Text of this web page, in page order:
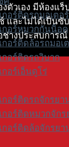
กอร์ติดรถมอเตอ
กอร์หมวกกันน็อค
กอร์ติดล้อรถมอเ
กอร์ติดรถวิบาก
กอร์เอ็นดูโร่
กอร์ติดรถจักรยา
กอร์ติดหมวกจักร
กอร์ติดล้อจักรยา
ตัวเอง มีห้องแร็
และไม่ได้เป็นซั
างประสบการณ์